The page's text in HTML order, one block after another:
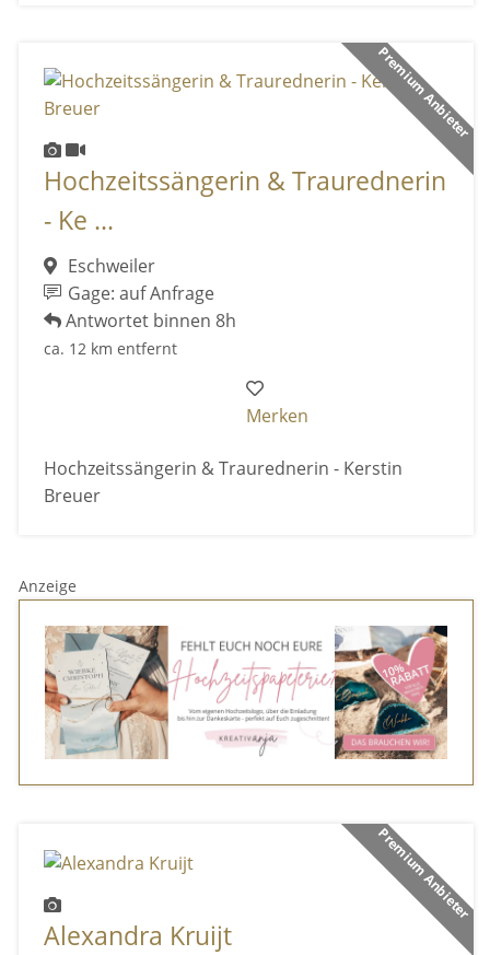
Premium Anbieter
Hochzeitssängerin & Traurednerin
- Ke ...
Eschweiler
Gage: auf Anfrage
Antwortet binnen 8h
ca. 12 km entfernt
Merken
Hochzeitssängerin & Traurednerin - Kerstin
Breuer
Anzeige
Premium Anbieter
Alexandra Kruijt